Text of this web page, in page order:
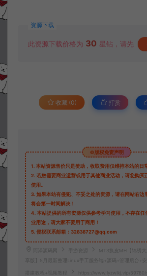
资源下载
此资源下载价格为 30 星钻，请先
收藏 (0) 打赏
©版权免责声明
1. 本站资源售价只是赞助，收取费用仅维持本站的日
2. 若您需要商业运营或用于其他商业活动，请您购买
使用。
3. 如果本站有侵犯、不妥之处的资源，请在网站右边
将会第一时间解决！
4. 本站提供的所有资源仅供参考学习使用，不存在任
业用途，请大家不要用于商用！
5. 侵权联系邮箱：32838727@qq.com
阿泽源码网 手游资源
MT3换皮MH【锦绣大
享版】5月最新整理Linux手工服务端+源码+管理后台+
搭建教程+视频教程 https://www.lyzwlkj.vip/59780/